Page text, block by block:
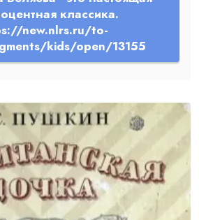
классика.
new.nlrs.ru/to-
kids/open/13155